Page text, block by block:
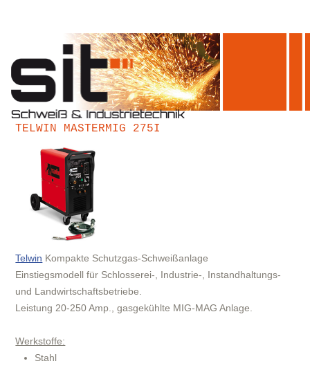
TELWIN MASTERMIG 275I
Telwin Kompakte Schutzgas-Schweißanlage
Einstiegsmodell für Schlosserei-, Industrie-, Instandhaltungs-
und Landwirtschaftsbetriebe.
Leistung 20-250 Amp., gasgekühlte MIG-MAG Anlage.
Werkstoffe:
Stahl